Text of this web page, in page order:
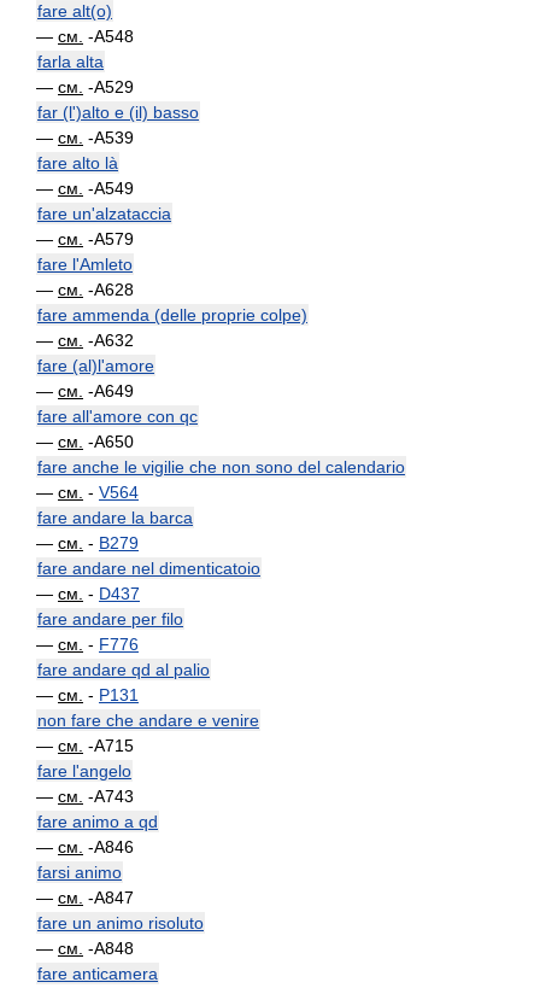
fare alt(o)
— см. -A548
farla alta
— см. -A529
far (l')alto e (il) basso
— см. -A539
fare alto là
— см. -A549
fare un'alzataccia
— см. -A579
fare l'Amleto
— см. -A628
fare ammenda (delle proprie colpe)
— см. -A632
fare (al)l'amore
— см. -A649
fare all'amore con qc
— см. -A650
fare anche le vigilie che non sono del calendario
— см. - V564
fare andare la barca
— см. - B279
fare andare nel dimenticatoio
— см. - D437
fare andare per filo
— см. - F776
fare andare qd al palio
— см. - P131
non fare che andare e venire
— см. -A715
fare l'angelo
— см. -A743
fare animo a qd
— см. -A846
farsi animo
— см. -A847
fare un animo risoluto
— см. -A848
fare anticamera